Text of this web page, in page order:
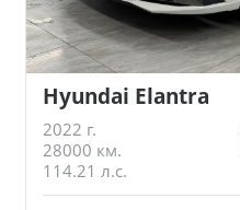
Hyundai Elantra
2022 г.
28000 км.
114.21 л.с.